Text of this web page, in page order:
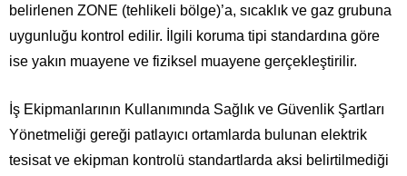
belirlenen ZONE (tehlikeli bölge)’a, sıcaklık ve gaz grubuna
uygunluğu kontrol edilir. İlgili koruma tipi standardına göre
ise yakın muayene ve fiziksel muayene gerçekleştirilir.
İş Ekipmanlarının Kullanımında Sağlık ve Güvenlik Şartları
Yönetmeliği gereği patlayıcı ortamlarda bulunan elektrik
tesisat ve ekipman kontrolü standartlarda aksi belirtilmediği